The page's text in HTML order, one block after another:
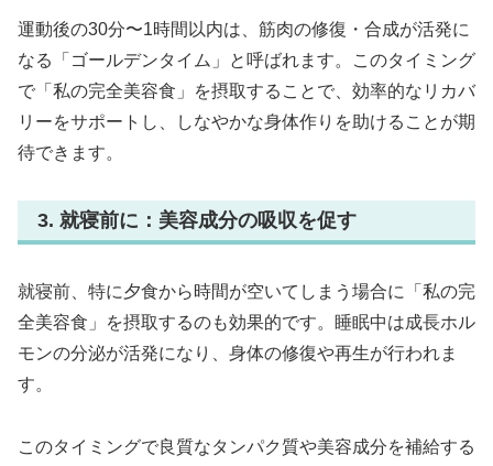
運動後の30分〜1時間以内は、筋肉の修復・合成が活発に
なる「ゴールデンタイム」と呼ばれます。このタイミング
で「私の完全美容食」を摂取することで、効率的なリカバ
リーをサポートし、しなやかな身体作りを助けることが期
待できます。
3. 就寝前に：美容成分の吸収を促す
就寝前、特に夕食から時間が空いてしまう場合に「私の完
全美容食」を摂取するのも効果的です。睡眠中は成長ホル
モンの分泌が活発になり、身体の修復や再生が行われま
す。
このタイミングで良質なタンパク質や美容成分を補給する